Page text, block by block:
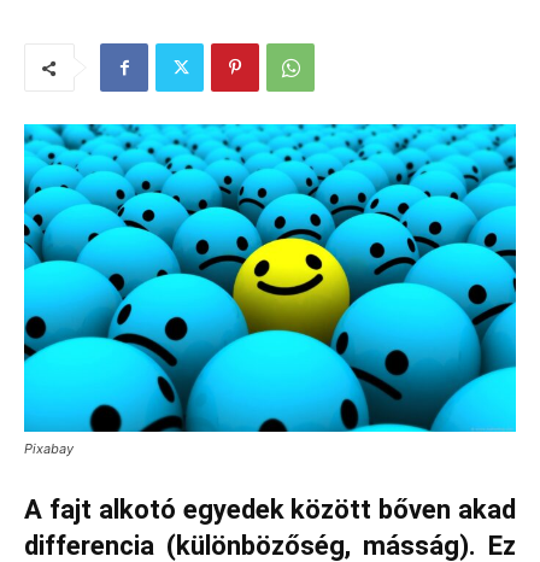
Pixabay
A fajt alkotó egyedek között bőven akad
differencia (különbözőség, másság). Ez